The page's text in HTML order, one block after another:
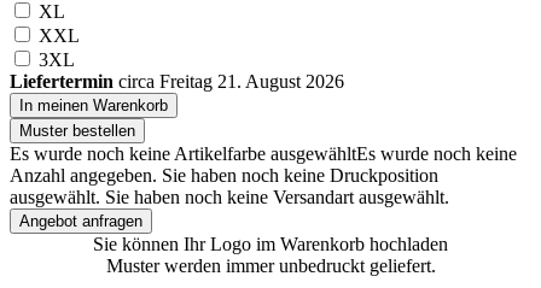
XL
XXL
3XL
Liefertermin circa Freitag 21. August 2026
In meinen Warenkorb
Muster bestellen
Es wurde noch keine Artikelfarbe ausgewähltEs wurde noch keine
Anzahl angegeben. Sie haben noch keine Druckposition
ausgewählt. Sie haben noch keine Versandart ausgewählt.
Angebot anfragen
Sie können Ihr Logo im Warenkorb hochladen
Muster werden immer unbedruckt geliefert.